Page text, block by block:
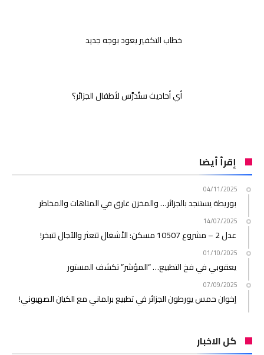
خطاب التكفير يعود بوجه جديد
أي أحاديث ستُدرَّس لأطفال الجزائر؟
إقرأ أيضا
04/11/2025
بوريطة يستنجد بالجزائر… والمخزن غارق في المتاهات والمخاطر
14/07/2025
عدل 2 – مشروع 10507 مسكن: الأشغال تتعثر والآجال تتبخر!
01/10/2025
يعقوبي في فخ التطبيع… “المؤشر” تكشف المستور
07/09/2025
إخوان حمس يورطون الجزائر في تطبيع برلماني مع الكيان الصهيوني!
كل الاخبار